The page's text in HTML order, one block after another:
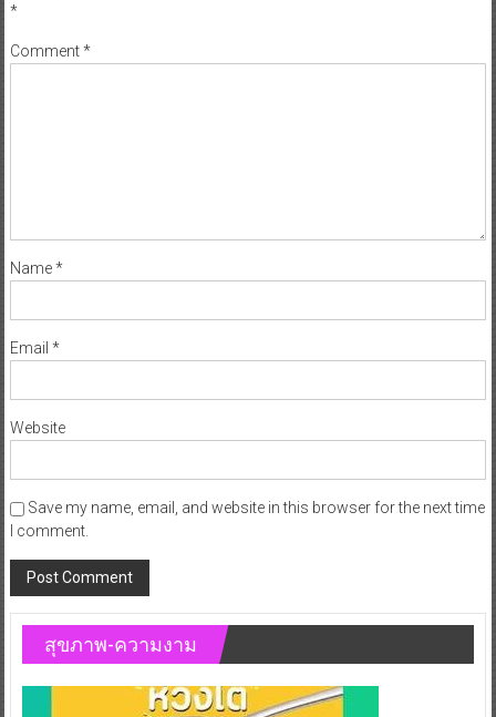
*
Comment*
Name*
Email *
Website
Save my name, email, and website in this browser for the next time
I comment.
สุขภาพ-ความงาม